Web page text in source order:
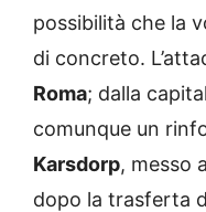
possibilità che la
di concreto.
Roma; dalla
comunque un
Karsdorp, messo
dopo la trasferta